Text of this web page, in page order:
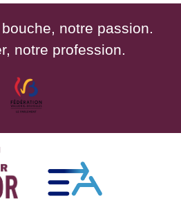
notre passion.
notre profession.